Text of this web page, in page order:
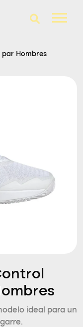
Hombres
ideal para un